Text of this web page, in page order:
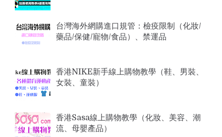
台灣海外網購進口規管：檢疫限制（化妝/
藥品/保健/寵物/食品）、禁運品
香港NIKE新手線上購物教學（鞋、男裝、
女裝、童裝）
香港Sasa線上購物教學（化妝、美容、潮
流、母嬰產品）